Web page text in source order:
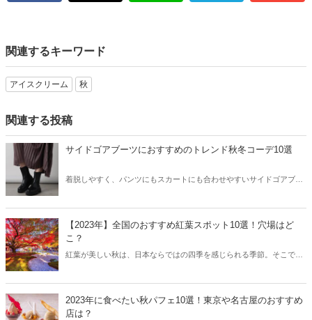
関連するキーワード
アイスクリーム 秋
関連する投稿
サイドゴアブーツにおすすめのトレンド秋冬コーデ10選
着脱しやすく、パンツにもスカートにも合わせやすいサイドゴアブー
ド秋冬コーデをご紹介します！
【2023年】全国のおすすめ紅葉スポット10選！穴場はど
こ？
紅葉が美しい秋は、日本ならではの四季を感じられる季節。そこで今
2023年に食べたい秋パフェ10選！東京や名古屋のおすすめ
店は？